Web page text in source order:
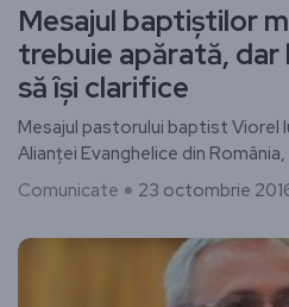
Mesajul baptiştilor
trebuie apărată,
să îşi clarifice
Mesajul pastorului baptist Viorel
Alianţei Evanghelice din
Comunicate
23 octombrie